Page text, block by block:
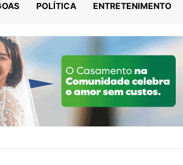
POLÍTICA ENTRETENIMENTO